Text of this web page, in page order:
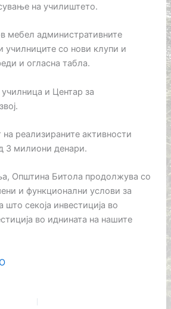
на училиштето.
мебел административните
училниците со нови клупи и
и огласна табла.
училница и Центар за
на реализираните активности
3 милиони денари.
Општина Битола продолжува со
и функционални услови за
што секоја инвестиција во
во иднината на нашите